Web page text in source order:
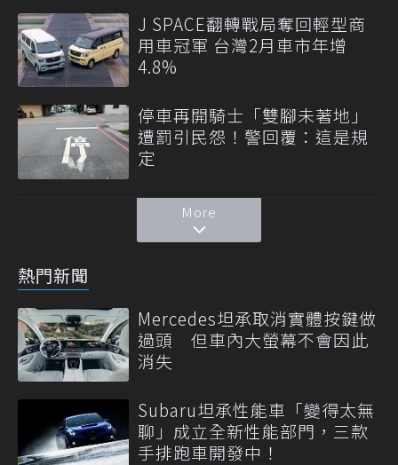
J SPACE翻轉戰局奪回輕型商
用車冠軍 台灣2月車市年增
4.8%
停車再開騎士「雙腳未著地」
遭罰引民怨！警回覆：這是規
定
More
熱門新聞
Mercedes坦承取消實體按鍵做
過頭 但車內大螢幕不會因此
消失
Subaru坦承性能車「變得太無
聊」成立全新性能部門，三款
手排跑車開發中！